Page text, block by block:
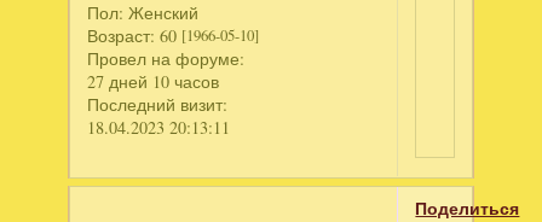
Пол: Женский
Возраст: 60 [1966-05-10]
Провел на форуме:
27 дней 10 часов
Последний визит:
18.04.2023 20:13:11
Поделиться